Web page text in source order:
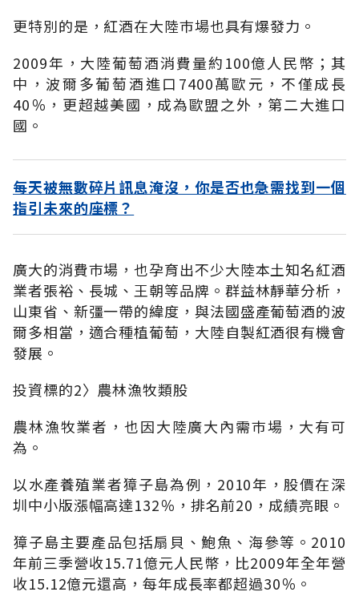
更特別的是，紅酒在大陸巿場也具有爆發力。
2009年，大陸葡萄酒消費量約100億人民幣；其
中，波爾多葡萄酒進口7400萬歐元，不僅成長
40％，更超越美國，成為歐盟之外，第二大進口
國。
每天被無數碎片訊息淹沒，你是否也急需找到一個
指引未來的座標？
廣大的消費巿場，也孕育出不少大陸本土知名紅酒
業者張裕、長城、王朝等品牌。群益林靜華分析，
山東省、新彊一帶的緯度，與法國盛產葡萄酒的波
爾多相當，適合種植葡萄，大陸自製紅酒很有機會
發展。
投資標的2〉農林漁牧類股
農林漁牧業者，也因大陸廣大內需巿場，大有可
為。
以水產養殖業者獐子島為例，2010年，股價在深
圳中小版漲幅高達132％，排名前20，成績亮眼。
獐子島主要產品包括扇貝、鮑魚、海參等。2010
年前三季營收15.71億元人民幣，比2009年全年營
收15.12億元還高，每年成長率都超過30％。